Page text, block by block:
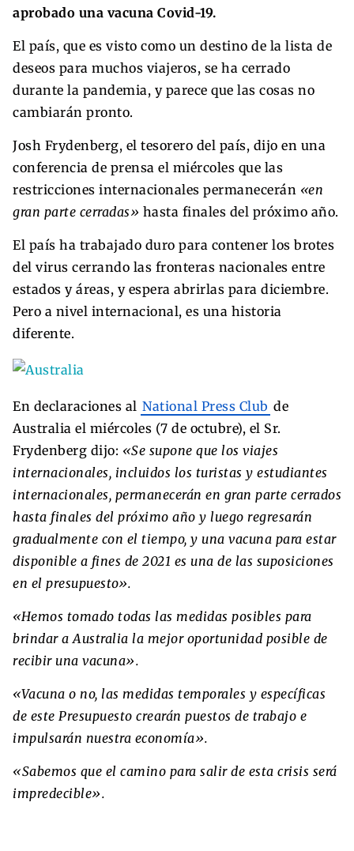
aprobado una vacuna Covid-19.
El país, que es visto como un destino de la lista de
deseos para muchos viajeros, se ha cerrado
durante la pandemia, y parece que las cosas no
cambiarán pronto.
Josh Frydenberg, el tesorero del país, dijo en una
conferencia de prensa el miércoles que las
restricciones internacionales permanecerán «en
gran parte cerradas» hasta finales del próximo año.
El país ha trabajado duro para contener los brotes
del virus cerrando las fronteras nacionales entre
estados y áreas, y espera abrirlas para diciembre.
Pero a nivel internacional, es una historia
diferente.
En declaraciones al National Press Club de
Australia el miércoles (7 de octubre), el Sr.
Frydenberg dijo: «Se supone que los viajes
internacionales, incluidos los turistas y estudiantes
internacionales, permanecerán en gran parte cerrados
hasta finales del próximo año y luego regresarán
gradualmente con el tiempo, y una vacuna para estar
disponible a fines de 2021 es una de las suposiciones
en el presupuesto».
«Hemos tomado todas las medidas posibles para
brindar a Australia la mejor oportunidad posible de
recibir una vacuna».
«Vacuna o no, las medidas temporales y específicas
de este Presupuesto crearán puestos de trabajo e
impulsarán nuestra economía».
«Sabemos que el camino para salir de esta crisis será
impredecible».